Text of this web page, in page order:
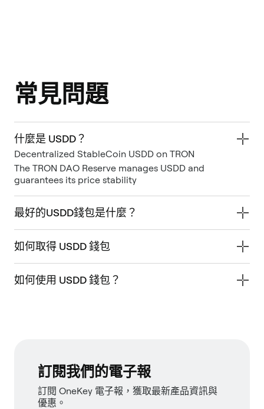
常見問題
什麼是 USDD？
Decentralized StableCoin USDD on TRON
The TRON DAO Reserve manages USDD and
guarantees its price stability
最好的USDD錢包是什麼？
如何取得 USDD 錢包
如何使用 USDD 錢包？
訂閱我們的電子報
訂閱 OneKey 電子報，獲取最新產品資訊與
優惠。